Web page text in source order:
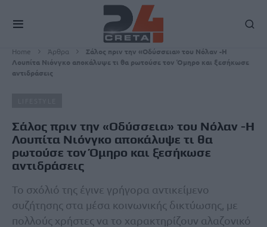
Home Άρθρα
Σάλος πριν την «Οδύσσεια» του Νόλαν -Η
Λουπίτα Νιόνγκο αποκάλυψε τι θα ρωτούσε τον Όμηρο και ξεσήκωσε
αντιδράσεις
Σάλος πριν την «Οδύσσεια» του Νόλαν -Η
Λουπίτα Νιόνγκο αποκάλυψε τι θα
ρωτούσε τον Όμηρο και ξεσήκωσε
αντιδράσεις
Το σχόλιό της έγινε γρήγορα αντικείμενο
συζήτησης στα μέσα κοινωνικής δικτύωσης, με
πολλούς χρήστες να το χαρακτηρίζουν αλαζονικό